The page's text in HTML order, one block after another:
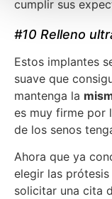
cumplir sus
#10 Relleno
Estos implantes
suave que
mantenga la
es muy firme por
de los senos
Ahora que ya
elegir las
solicitar una cita